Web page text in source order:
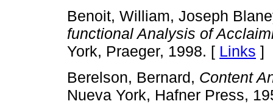
Benoit, William, Joseph
functional Analysis of
York, Praeger, 1998. [ Links ]
Berelson, Bernard, Content
Nueva York, Hafner Press,